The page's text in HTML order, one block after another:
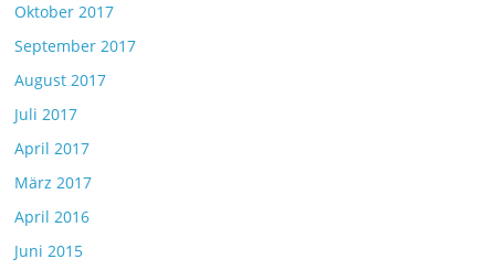
Oktober 2017
September 2017
August 2017
Juli 2017
April 2017
März 2017
April 2016
Juni 2015